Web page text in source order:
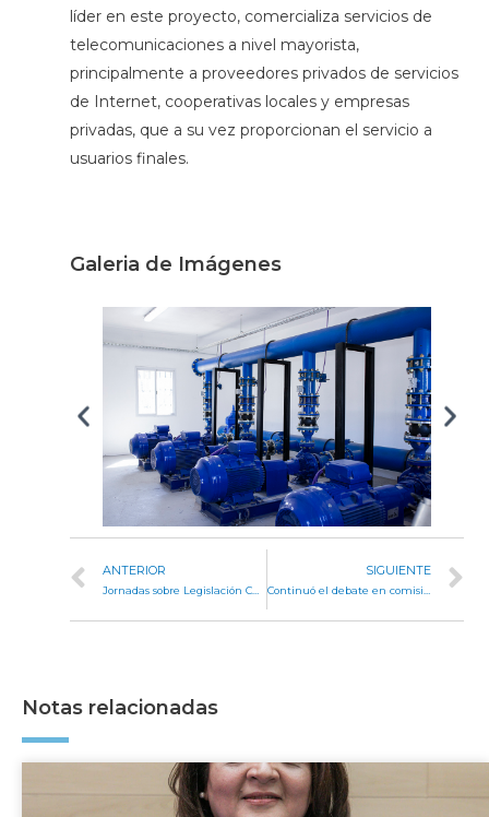
líder en este proyecto, comercializa servicios de
telecomunicaciones a nivel mayorista,
principalmente a proveedores privados de servicios
de Internet, cooperativas locales y empresas
privadas, que a su vez proporcionan el servicio a
usuarios finales.
Galeria de Imágenes
ANTERIOR
Jornadas sobre Legislación Cultural: la importancia de la compilación de leyes
SIGUIENTE
Notas relacionadas